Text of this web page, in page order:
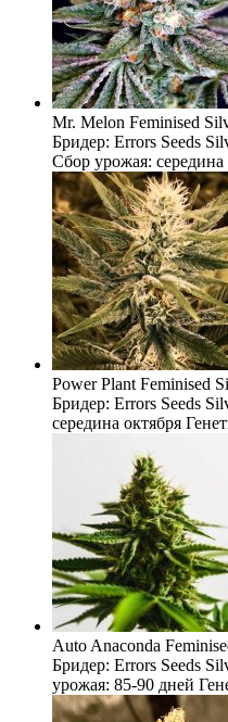
Mr. Melon Feminised
Бридер: Errors Seeds
Сбор урожая:
Power Plant Feminised
Бридер: Errors Seeds
середина октября
Auto Anaconda
Бридер: Errors Seeds
урожая: 85-90 дней